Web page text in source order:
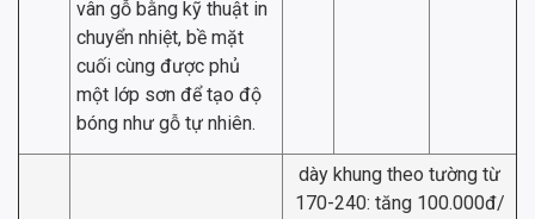
vân gỗ bằng kỹ thuật in
chuyển nhiệt, bề mặt
cuối cùng được phủ
một lớp sơn để tạo độ
bóng như gỗ tự nhiên.
dày khung theo tường từ
170-240: tăng 100.000đ/